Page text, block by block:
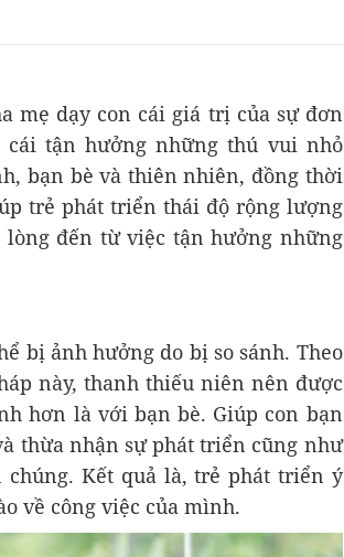
mẹ dạy con cái giá trị của sự đơn
tận hưởng những thú vui nhỏ
bạn bè và thiên nhiên, đồng thời
trẻ phát triển thái độ rộng lượng
đến từ việc tận hưởng những
bị ảnh hưởng do bị so sánh. Theo
này, thanh thiếu niên nên được
hơn là với bạn bè. Giúp con bạn
thừa nhận sự phát triển cũng như
Kết quả là, trẻ phát triển ý
về công việc của mình.